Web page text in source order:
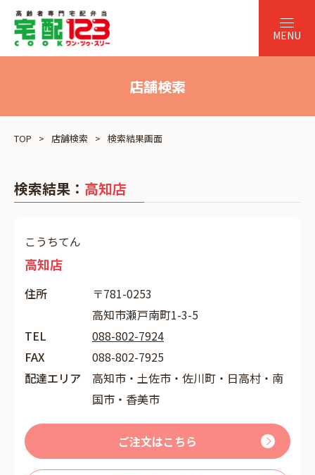
店舗検索
TOP 店舗検索 検索結果画面
検索結果： 高知店
こうちてん
高知店
住所
〒781-0253
高知市瀬戸南町1-3-5
TEL
088-802-7924
FAX
088-802-7925
配達エリア
高知市・土佐市・佐川町・日高村・南
国市・香美市
ご注文はこちら